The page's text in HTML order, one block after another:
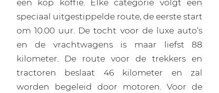
een kop koffie. Elke categorie volgt een
speciaal uitgestippelde route, de eerste start
om 10.00 uur. De tocht voor de luxe auto’s
en de vrachtwagens is maar liefst 88
kilometer. De route voor de trekkers en
tractoren beslaat 46 kilometer en zal
worden begeleid door motoren. Voor de